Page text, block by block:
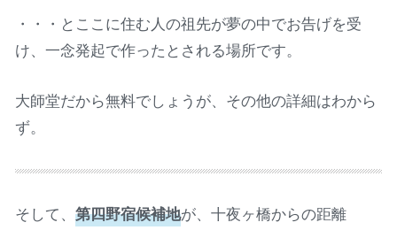
・・・とここに住む人の祖先が夢の中でお告げを受
け、一念発起で作ったとされる場所です。
大師堂だから無料でしょうが、その他の詳細はわから
ず。
そして、第四野宿候補地が、十夜ヶ橋からの距離